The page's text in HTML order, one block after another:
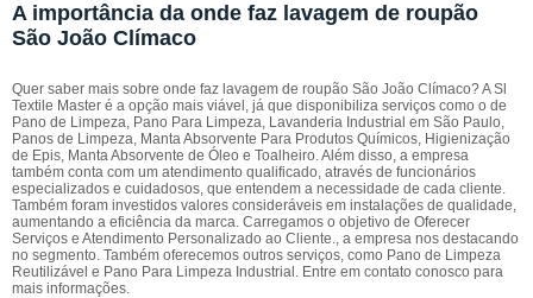
A importância da onde faz lavagem de roupão
São João Clímaco
Quer saber mais sobre onde faz lavagem de roupão São João Clímaco? A Sl
Textile Master é a opção mais viável, já que disponibiliza serviços como o de
Pano de Limpeza, Pano Para Limpeza, Lavanderia Industrial em São Paulo,
Panos de Limpeza, Manta Absorvente Para Produtos Químicos, Higienização
de Epis, Manta Absorvente de Óleo e Toalheiro. Além disso, a empresa
também conta com um atendimento qualificado, através de funcionários
especializados e cuidadosos, que entendem a necessidade de cada cliente.
Também foram investidos valores consideráveis em instalações de qualidade,
aumentando a eficiência da marca. Carregamos o objetivo de Oferecer
Serviços e Atendimento Personalizado ao Cliente., a empresa nos destacando
no segmento. Também oferecemos outros serviços, como Pano de Limpeza
Reutilizável e Pano Para Limpeza Industrial. Entre em contato conosco para
mais informações.